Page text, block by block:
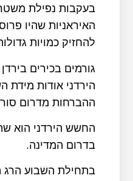
בעקבות נפילת
האיראניות שהיו
להחזיק כמויות
גורמים בכירים
הירדני אודות
ההברחות מדרום
החשש הירדני הוא
בדרום המדינה.
בתחילת השבוע הרג